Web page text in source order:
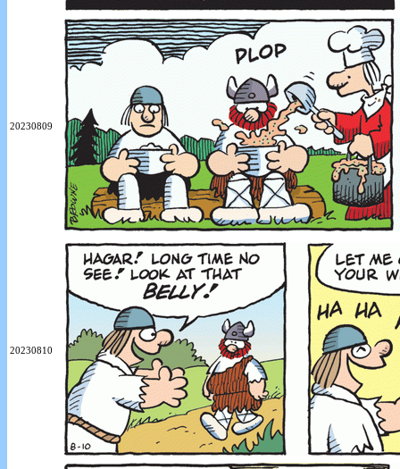
20230809
20230810